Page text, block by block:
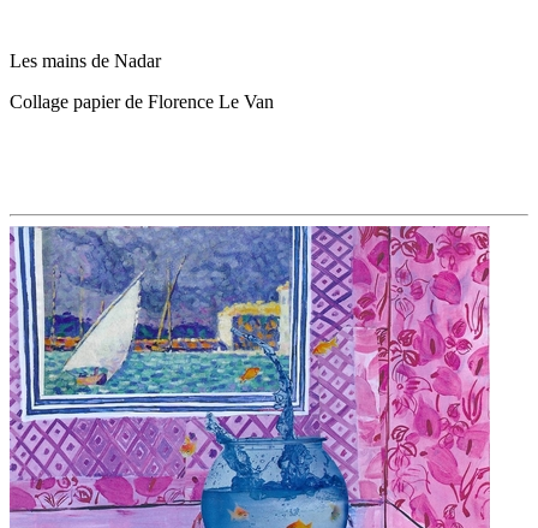
Les mains de Nadar
Collage papier de Florence Le Van